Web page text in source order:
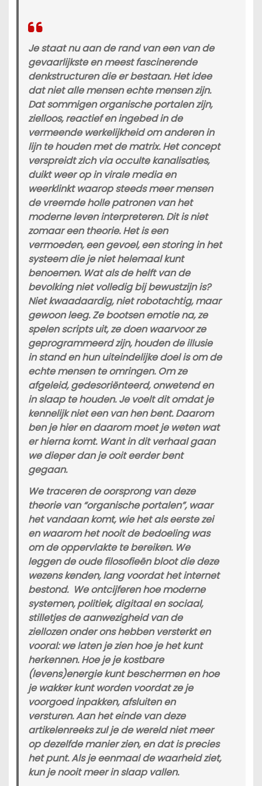
Je staat nu aan de rand van een van de
gevaarlijkste en meest fascinerende
denkstructuren die er bestaan. Het idee
dat niet alle mensen echte mensen zijn.
Dat sommigen organische portalen zijn,
zielloos, reactief en ingebed in de
vermeende werkelijkheid om anderen in
lijn te houden met de matrix. Het concept
verspreidt zich via occulte kanalisaties,
duikt weer op in virale media en
weerklinkt waarop steeds meer mensen
de vreemde holle patronen van het
moderne leven interpreteren. Dit is niet
zomaar een theorie. Het is een
vermoeden, een gevoel, een storing in het
systeem die je niet helemaal kunt
benoemen. Wat als de helft van de
bevolking niet volledig bij bewustzijn is?
Niet kwaadaardig, niet robotachtig, maar
gewoon leeg. Ze bootsen emotie na, ze
spelen scripts uit, ze doen waarvoor ze
geprogrammeerd zijn, houden de illusie
in stand en hun uiteindelijke doel is om de
echte mensen te omringen. Om ze
afgeleid, gedesoriënteerd, onwetend en
in slaap te houden. Je voelt dit omdat je
kennelijk niet een van hen bent. Daarom
ben je hier en daarom moet je weten wat
er hierna komt. Want in dit verhaal gaan
we dieper dan je ooit eerder bent
gegaan.
We traceren de oorsprong van deze
theorie van “organische portalen”, waar
het vandaan komt, wie het als eerste zei
en waarom het nooit de bedoeling was
om de oppervlakte te bereiken. We
leggen de oude filosofieën bloot die deze
wezens kenden, lang voordat het internet
bestond. We ontcijferen hoe moderne
systemen, politiek, digitaal en sociaal,
stilletjes de aanwezigheid van de
ziellozen onder ons hebben versterkt en
vooral: we laten je zien hoe je het kunt
herkennen. Hoe je je kostbare
(levens)energie kunt beschermen en hoe
je wakker kunt worden voordat ze je
voorgoed inpakken, afsluiten en
versturen. Aan het einde van deze
artikelenreeks zul je de wereld niet meer
op dezelfde manier zien, en dat is precies
het punt. Als je eenmaal de waarheid ziet,
kun je nooit meer in slaap vallen.